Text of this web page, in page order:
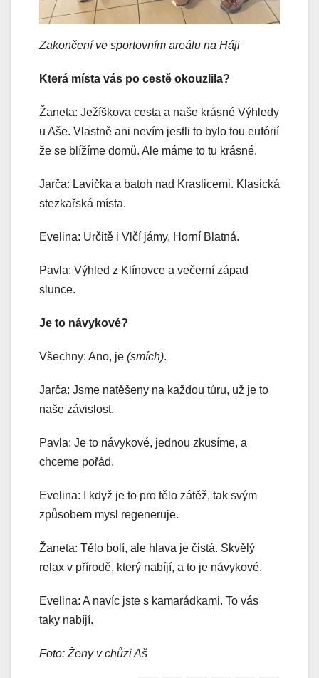
Zakončení ve sportovním areálu na Háji
Která místa vás po cestě okouzlila?
Žaneta: Ježíškova cesta a naše krásné Výhledy
u Aše. Vlastně ani nevím jestli to bylo tou eufórií
že se blížíme domů. Ale máme to tu krásné.
Jarča: Lavička a batoh nad Kraslicemi. Klasická
stezkařská místa.
Evelina: Určitě i Vlčí jámy, Horní Blatná.
Pavla: Výhled z Klínovce a večerní západ
slunce.
Je to návykové?
Všechny: Ano, je (smích).
Jarča: Jsme natěšeny na každou túru, už je to
naše závislost.
Pavla: Je to návykové, jednou zkusíme, a
chceme pořád.
Evelina: I když je to pro tělo zátěž, tak svým
způsobem mysl regeneruje.
Žaneta: Tělo bolí, ale hlava je čistá. Skvělý
relax v přírodě, který nabíjí, a to je návykové.
Evelina: A navíc jste s kamarádkami. To vás
taky nabíjí.
Foto: Ženy v chůzi Aš